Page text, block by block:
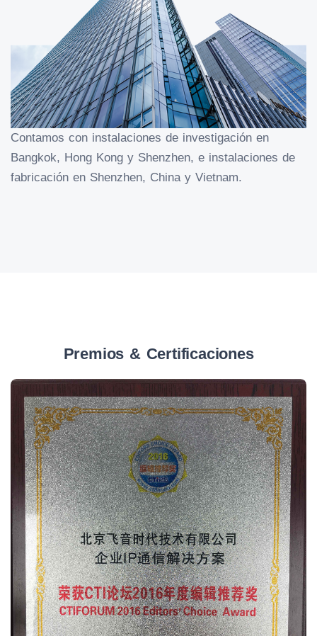
Contamos con instalaciones de investigación en
Bangkok, Hong Kong y Shenzhen, e instalaciones de
fabricación en Shenzhen, China y Vietnam.
Premios & Certificaciones